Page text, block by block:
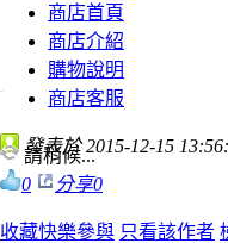
商店首頁
商店介紹
購物說明
商店客服
發表於 2015-12-15
請稍候...
0
分享0
收藏快樂參與 只看該作者